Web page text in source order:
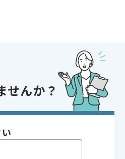
ます！まずはお気軽にご相談ください！
せんか？